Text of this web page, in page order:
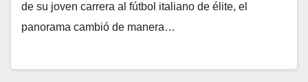
de su joven carrera al fútbol italiano de élite, el
panorama cambió de manera…